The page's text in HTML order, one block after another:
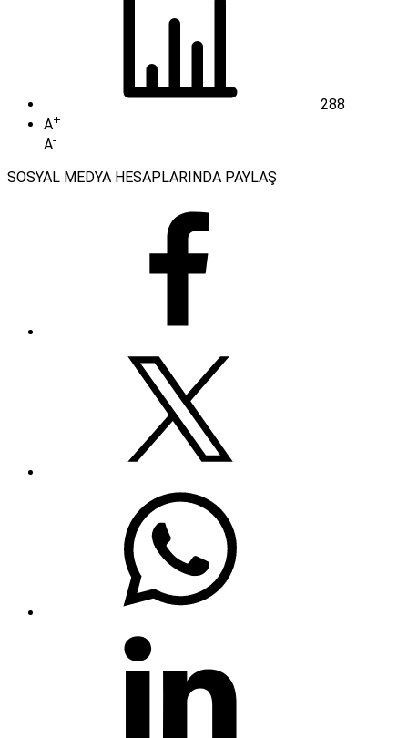
288
A+
A-
SOSYAL MEDYA HESAPLARINDA PAYLAŞ